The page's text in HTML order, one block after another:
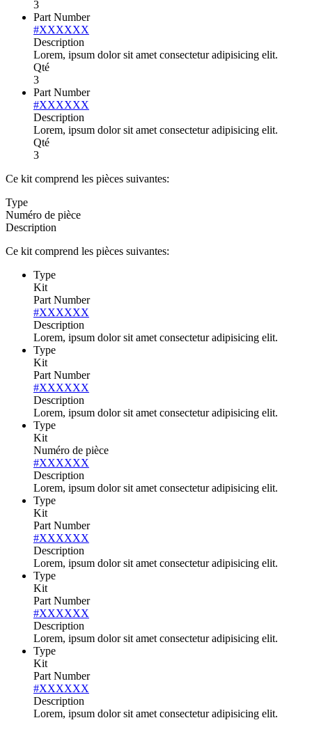
3
Part Number
#XXXXXX
Description
Lorem, ipsum dolor sit amet consectetur adipisicing elit.
Qté
3
Part Number
#XXXXXX
Description
Lorem, ipsum dolor sit amet consectetur adipisicing elit.
Qté
3
Ce kit comprend les pièces suivantes:
Type
Numéro de pièce
Description
Ce kit comprend les pièces suivantes:
Type
Kit
Part Number
#XXXXXX
Description
Lorem, ipsum dolor sit amet consectetur adipisicing elit.
Type
Kit
Part Number
#XXXXXX
Description
Lorem, ipsum dolor sit amet consectetur adipisicing elit.
Type
Kit
Numéro de pièce
#XXXXXX
Description
Lorem, ipsum dolor sit amet consectetur adipisicing elit.
Type
Kit
Part Number
#XXXXXX
Description
Lorem, ipsum dolor sit amet consectetur adipisicing elit.
Type
Kit
Part Number
#XXXXXX
Description
Lorem, ipsum dolor sit amet consectetur adipisicing elit.
Type
Kit
Part Number
#XXXXXX
Description
Lorem, ipsum dolor sit amet consectetur adipisicing elit.